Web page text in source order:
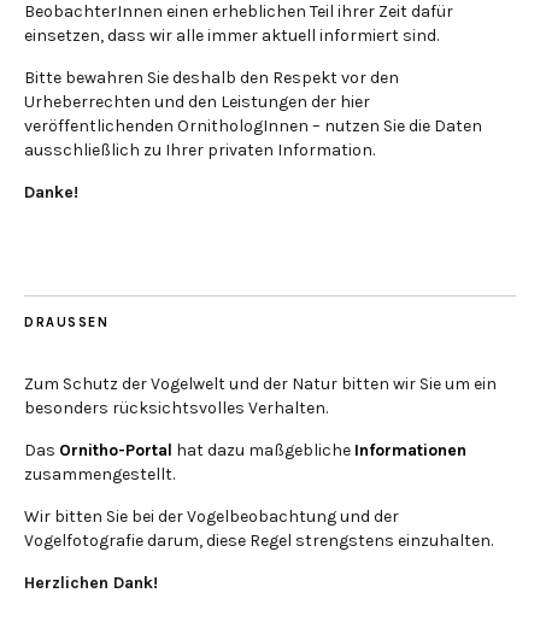
BeobachterInnen einen erheblichen Teil ihrer Zeit dafür
einsetzen, dass wir alle immer aktuell informiert sind.
Bitte bewahren Sie deshalb den Respekt vor den
Urheberrechten und den Leistungen der hier
veröffentlichenden OrnithologInnen – nutzen Sie die Daten
ausschließlich zu Ihrer privaten Information.
Danke!
DRAUSSEN
Zum Schutz der Vogelwelt und der Natur bitten wir Sie um ein
besonders rücksichtsvolles Verhalten.
Das Ornitho-Portal hat dazu maßgebliche Informationen
zusammengestellt.
Wir bitten Sie bei der Vogelbeobachtung und der
Vogelfotografie darum, diese Regel strengstens einzuhalten.
Herzlichen Dank!